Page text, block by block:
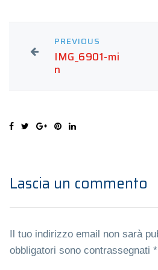
PREVIOUS
IMG_6901-mi
n
Lascia un commento
Il tuo indirizzo email non sarà
obbligatori sono contrassegnati *